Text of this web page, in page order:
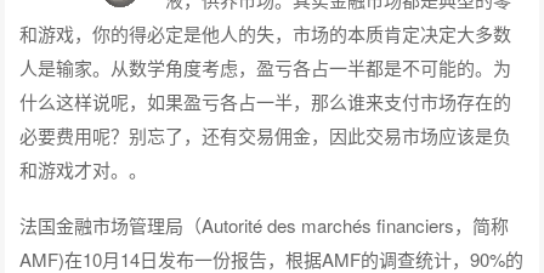
和游戏，你的得必定是他人的失，市场的本质肯定决定大多数
人是输家。从数学角度考虑，盈亏各占一半都是不可能的。为
什么这样说呢，如果盈亏各占一半，那么谁来支付市场存在的
必要费用呢？别忘了，还有交易佣金，因此交易市场应该是负
和游戏才对。。
法国金融市场管理局（Autorité des marchés financiers，简称
AMF)在10月14日发布一份报告，根据AMF的调查统计，90%的